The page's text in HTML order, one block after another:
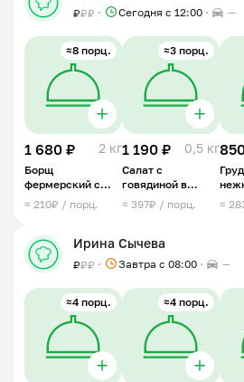
₽₽₽ Сегодня с 12:00 —
≈8 порц.
1 680 ₽ 2 кг
Борщ
фермерский с
говядиной
≈ 210₽ / порц.
≈3 порц.
1 190 ₽ 0,5 кг
Салат с
говядиной в
медово-
горчичной
≈ 397₽ / порц.
≈
Ирина Сычева
₽₽₽ Завтра c 08:00 —
≈4 порц. ≈4 порц.